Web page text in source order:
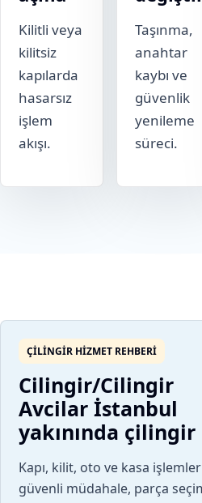
Kilitli veya
kilitsiz
kapılarda
hasarsız
işlem
akışı.
Taşınma,
anahtar
kaybı ve
güvenlik
yenileme
süreci.
ÇILINGIR HIZMET REHBERI
Cilingir/Cilingir
Avcilar İstanbul
yakınında çilingir
Kapı, kilit, oto ve kasa
güvenli müdahale, parça